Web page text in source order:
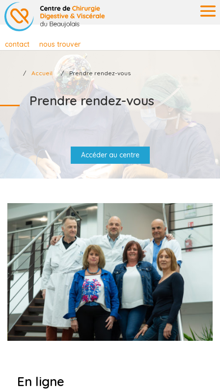
contact nous trouver
Accueil Prendre rendez-vous
Prendre rendez-vous
Accéder au centre
En ligne